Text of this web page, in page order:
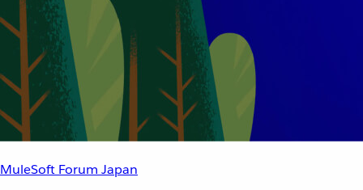
MuleSoft Forum Japan